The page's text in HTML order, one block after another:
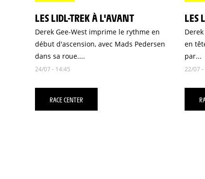
LES LIDL-TREK À L'AVANT
Derek Gee-West imprime le rythme en
début d'ascension, avec Mads Pedersen
dans sa roue....
24/07 - 14:45
RACE CENTER
LES
en
par...
22/07 -